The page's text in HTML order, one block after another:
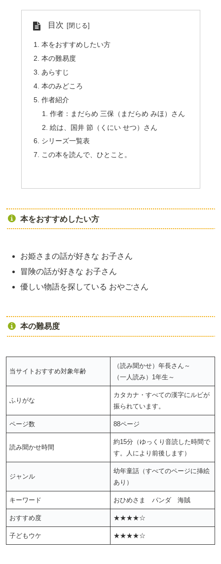
目次
本をおすすめしたい方
本の難易度
あらすじ
本のみどころ
作者紹介
作者：まだらめ 三保（まだらめ みほ）さん
絵は、国井 節（くにい せつ）さん
シリーズ一覧表
この本を読んで、ひとこと。
本をおすすめしたい方
お姫さまの話が好きな お子さん
冒険の話が好きな お子さん
優しい物語を探している おやごさん
本の難易度
当サイトおすすめ対象年齢
（読み聞かせ）年長さん～
（一人読み）1年生～
ふりがな
カタカナ・すべての漢字にルビが
振られています。
ページ数 88ページ
読み聞かせ時間
約15分（ゆっくり音読した時間で
す。人により前後します）
ジャンル
幼年童話（すべてのページに挿絵
あり）
キーワード おひめさま パンダ 海賊
おすすめ度 ★★★★☆
子どもウケ ★★★★☆